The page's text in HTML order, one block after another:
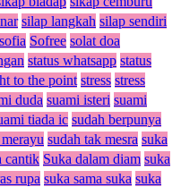
silap langkah silap sendiri
sofia Sofree solat doa
status whatsapp status
to the point stress stress
duda suami isteri suami
tiada ic sudah berpunya
sudah tak mesra suka
cantik Suka dalam diam suka
rupa suka sama suka suka